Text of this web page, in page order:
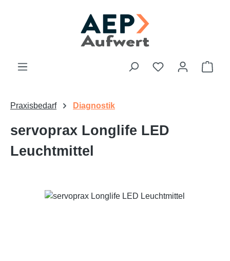
Du hast 0
Praxisbedarf Diagnostik
servoprax Longlife LED
Leuchtmittel
Bildergalerie überspringen